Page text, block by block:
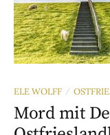
ELE WOLFF /
Mord mit